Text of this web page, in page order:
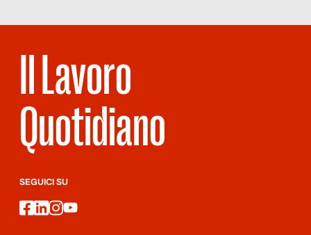
Il Lavoro
Quotidiano
SEGUICI SU
facebook
linkedin
instagram
youtube